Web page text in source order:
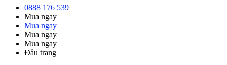
0888 176 539
Mua ngay
Mua ngay
Mua ngay
Mua ngay
Đầu trang